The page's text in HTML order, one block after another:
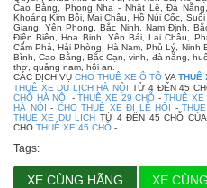
Cao Bằng, Phong Nha - Nhật Lệ, Đà
Khoáng Kim Bôi, Mai Châu, Hồ Núi Cốc,
Giang, Yên Phong, Bắc Ninh, Nam Định,
Điện Biên, Hoa Binh, Yên Bái, Lai Châu,
Cẩm Phả, Hải Phòng, Hà Nam, Phủ Lý,
Bình, Cao Bằng, Bắc Cạn, vinh, đà nẵng,
thơ, quảng nam, hội an.
CÁC DỊCH VỤ CHO THUÊ XE Ô TÔ VA THUÊ
THUÊ XE DU LỊCH HÀ NỘI TỪ 4 ĐẾN 45
CHỖ HÀ NỘI -THUÊ XE 29 CHỖ -THUÊ XE
HÀ NỘI - CHO THUÊ XE ĐI LỄ HỘI -
THUE XE DU LICH TỪ 4 ĐẾN 45 CHỖ
CHO THUÊ XE 45 CHỖ -
Tags:
XE CÙNG HÃNG XE